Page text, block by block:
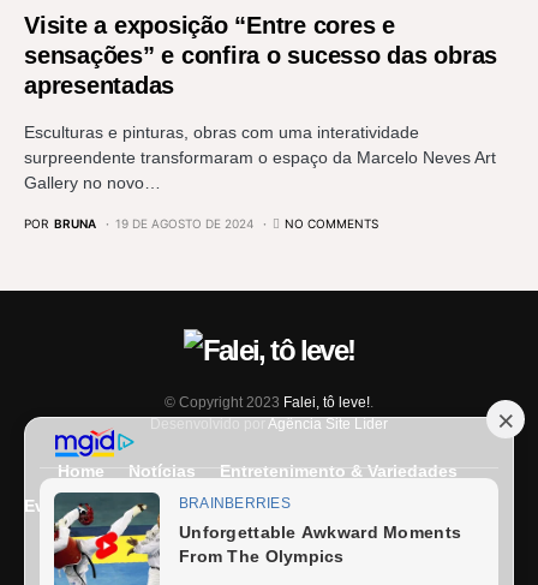
Visite a exposição “Entre cores e
sensações” e confira o sucesso das obras
apresentadas
Esculturas e pinturas, obras com uma interatividade
surpreendente transformaram o espaço da Marcelo Neves Art
Gallery no novo…
POR BRUNA 19 DE AGOSTO DE 2024 NO COMMENTS
© Copyright 2023 Falei, tô leve!.
Desenvolvido por Agência Site Líder
Home Notícias
Entretenimento & Variedades
Eventos
Entrevista Últimas Notícias
Expediente
Fale Conosco Termos e condições